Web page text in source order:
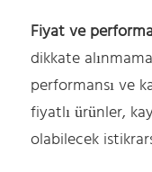
Fiyat ve
dikkate
performansı ve
fiyatlı ürünler,
olabilecek